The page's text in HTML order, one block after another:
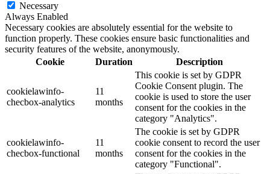
Necessary
Always Enabled
Necessary cookies are absolutely essential for the website to
function properly. These cookies ensure basic functionalities and
security features of the website, anonymously.
Cookie
Duration Description
cookielawinfo-
checbox-analytics
11
months
This cookie is set by GDPR
Cookie Consent plugin. The
cookie is used to store the user
consent for the cookies in the
category "Analytics".
cookielawinfo-
checbox-functional
11
months
The cookie is set by GDPR
cookie consent to record the user
consent for the cookies in the
category "Functional".